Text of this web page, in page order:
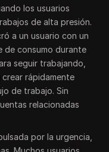
los usuarios
de alta presión.
a un usuario con un
de consumo durante
seguir trabajando,
rápidamente
de trabajo. Sin
relacionadas
por la urgencia,